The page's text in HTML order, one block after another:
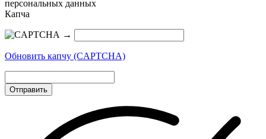
персональных данных
Капча
→
Обновить капчу (CAPTCHA)
Отправить